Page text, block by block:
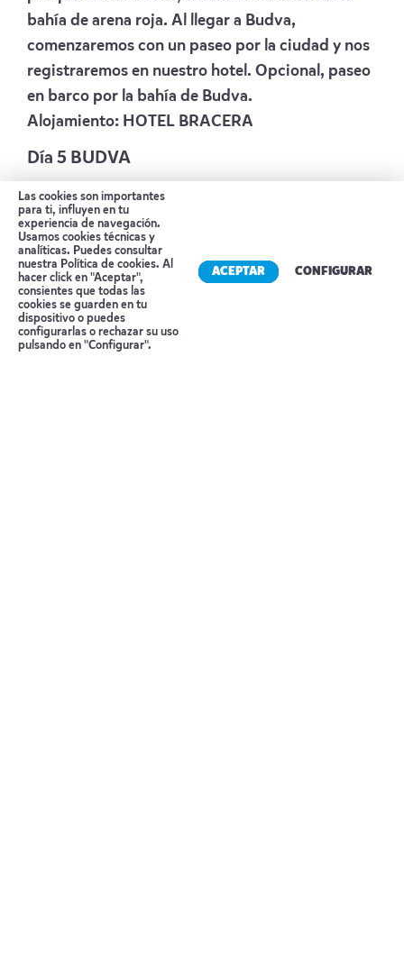
bahía de arena roja. Al llegar a Budva,
comenzaremos con un paseo por la ciudad y nos
registraremos en nuestro hotel. Opcional, paseo
en barco por la bahía de Budva.
Alojamiento: HOTEL BRACERA
Día 5 BUDVA
Día libre en Budva.
Alojamiento:HOTEL BRACERA
Día 6 BUDVA O BECICI – TIVAT – RISAB –
PERAST – KOTOR – BUDVA o BECIDI
Hoy nos dirigimos a la bahía de Kotor, uno d
ellos paisajes más h hermosos del Mediterráneo,
Reserva tu cita
Las cookies son importantes
para ti, influyen en tu
experiencia de navegación.
Usamos cookies técnicas y
analíticas. Puedes consultar
nuestra Política de cookies. Al
hacer click en "Aceptar",
consientes que todas las
cookies se guarden en tu
dispositivo o puedes
configurarlas o rechazar su uso
pulsando en "Configurar".
ACEPTAR CONFIGURAR